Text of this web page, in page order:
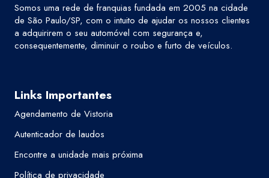
Somos uma rede de franquias fundada em 2005 na cidade
de São Paulo/SP, com o intuito de ajudar os nossos clientes
a adquirirem o seu automóvel com segurança e,
consequentemente, diminuir o roubo e furto de veículos.
Links Importantes
Agendamento de Vistoria
Autenticador de laudos
Encontre a unidade mais próxima
Política de privacidade